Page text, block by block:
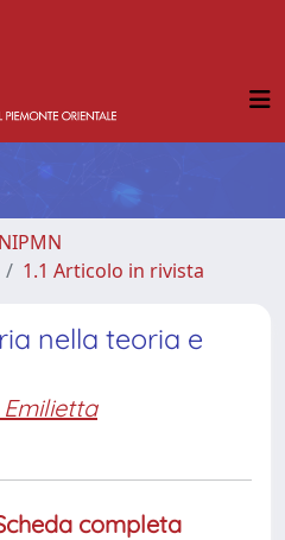
1.1 Articolo in rivista
nella teoria e
Emilietta
completa